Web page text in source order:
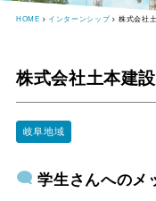
HOME インターンシップ 株式会社
株式会社土本建設
岐阜地域
学生さんへのメ